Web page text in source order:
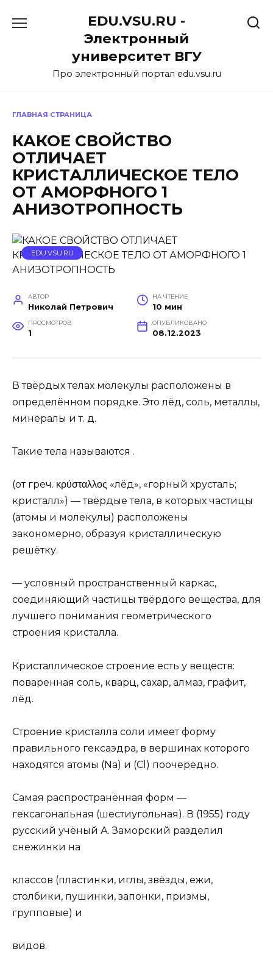
EDU.VSU.RU -
Электронный
университет ВГУ
Про электронный портал edu.vsu.ru
ГЛАВНАЯ СТРАНИЦА
КАКОЕ СВОЙСТВО
ОТЛИЧАЕТ
КРИСТАЛЛИЧЕСКОЕ ТЕЛО
ОТ АМОРФНОГО 1
АНИЗОТРОПНОСТЬ
EDU.VSU.RU
АВТОР
Николай Петрович
НА ЧТЕНИЕ
10 мин
ПРОСМОТРОВ
1
ОПУБЛИКОВАНО
08.12.2023
В твёрдых телах молекулы расположены в
определённом порядке. Это лёд, соль, металлы,
минералы и т. д.
Такие тела называются .
(от греч. κρύσταλλος «лёд», «горный хрусталь;
кристалл») — твёрдые тела, в которых частицы
(атомы и молекулы) расположены
закономерно, образуя кристаллическую
решётку.
— условный пространственный каркас,
соединяющий частицы твёрдого вещества, для
лучшего понимания геометрического
строения кристалла.
Кристаллическое строение есть у веществ:
поваренная соль, кварц, сахар, алмаз, графит,
лёд.
Строение кристалла соли имеет форму
правильного гексаэдра, в вершинах которого
находятся атомы (Na) и (Cl) поочерёдно.
Самая распространённая форм —
гексагональная (шестиугольная). В (1955) году
русский учёный А. Заморский разделил
снежинки на
классов (пластинки, иглы, звёзды, ежи,
столбики, пушинки, запонки, призмы,
групповые) и
видов.